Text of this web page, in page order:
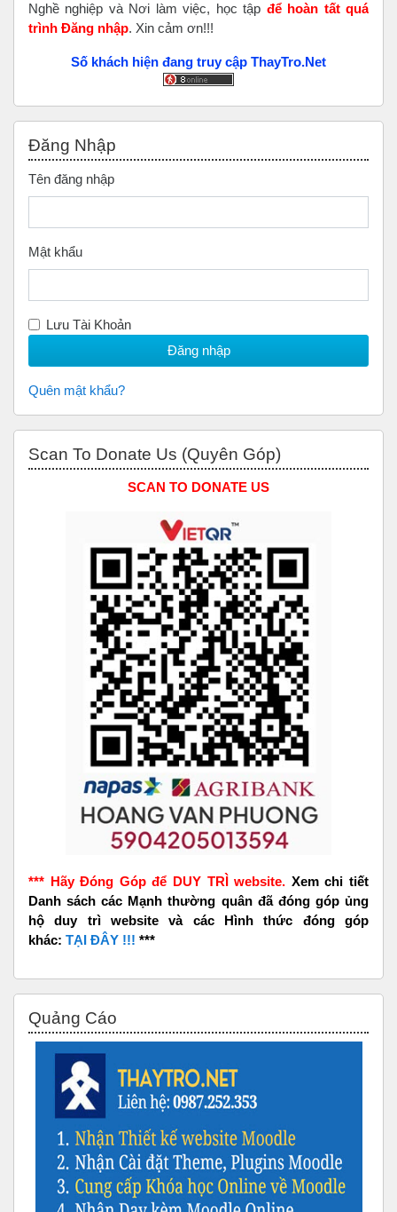
Nghề nghiệp và Nơi làm việc, học tập để hoàn tấtquá
trình Đăng nhập. Xin cảm ơn!!!
Số khách hiện đang truy cập ThayTro.Net
Đăng Nhập
Tên đăng nhập
Mật khẩu
Lưu Tài Khoản
Quên mật khẩu?
Scan To Donate Us (Quyên Góp)
SCAN TO DONATE US
*** Hãy Đóng Góp để DUY TRÌ website. Xem chi tiết
Danh sách các Mạnh thường quân đã đóng góp ủng
hộ duy trì website và các Hình thức đóng góp
khác: TẠI ĐÂY !!! ***
Quảng Cáo